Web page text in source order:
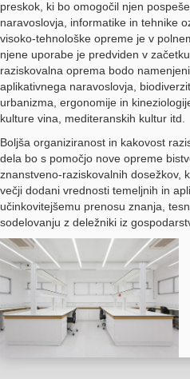
preskok, ki bo omogočil njen
naravoslovja, informatike in tehnike
visoko-tehnološke opreme je v
njene uporabe je predviden v
raziskovalna oprema bodo
aplikativnega naravoslovja,
urbanizma, ergonomije in
kulture vina, mediteranskih kultur itd.
Boljša organiziranost in kakovost
dela bo s pomočjo nove opreme
znanstveno-raziskovalnih dosežkov,
večji dodani vrednosti temeljnih in
učinkovitejšemu prenosu znanja,
sodelovanju z deležniki iz